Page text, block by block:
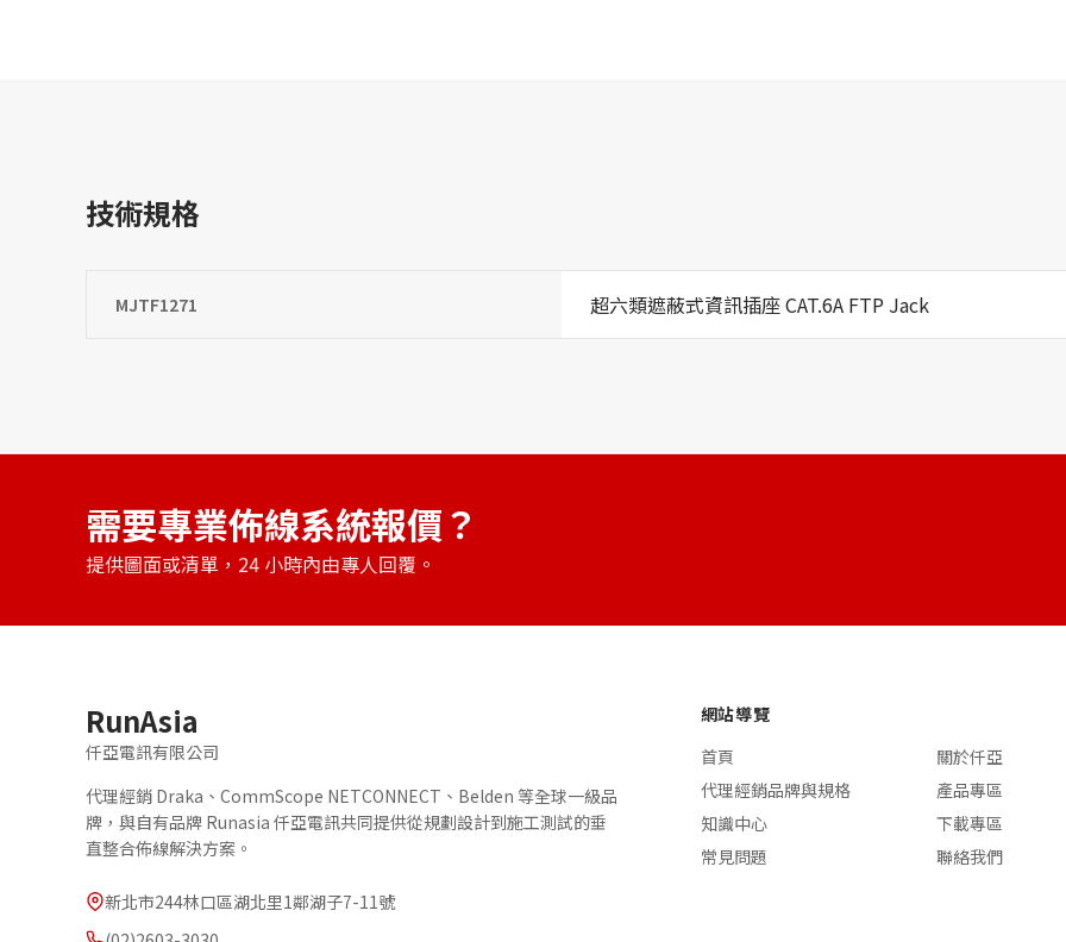
技術規格
MJTF1271 超六類遮蔽式資訊插座 CAT.6A FTP Jack
需要專業佈線系統報價？
提供圖面或清單，24 小時內由專人回覆。
RunAsia
仟亞電訊有限公司
代理經銷 Draka、CommScope NETCONNECT、Belden 等全球一級品
牌，與自有品牌 Runasia 仟亞電訊共同提供從規劃設計到施工測試的垂
直整合佈線解決方案。
新北市244林口區湖北里1鄰湖子7-11號
網站導覽
首頁
關於仟亞
代理經銷品牌與規格
產品專區
知識中心
下載專區
常見問題
聯絡我們